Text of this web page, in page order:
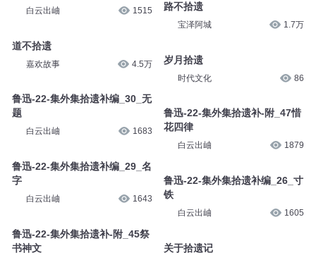
白云出岫 1515
道不拾遗
嘉欢故事 4.5万
鲁迅-22-集外集拾遗补编_30_无
题
白云出岫 1683
鲁迅-22-集外集拾遗补编_29_名
字
白云出岫 1643
鲁迅-22-集外集拾遗补-附_45祭
书神文
路不拾遗
宝泽阿城 1.7万
岁月拾遗
时代文化 86
鲁迅-22-集外集拾遗补-附_47惜
花四律
白云出岫 1879
鲁迅-22-集外集拾遗补编_26_寸
铁
白云出岫 1605
关于拾遗记